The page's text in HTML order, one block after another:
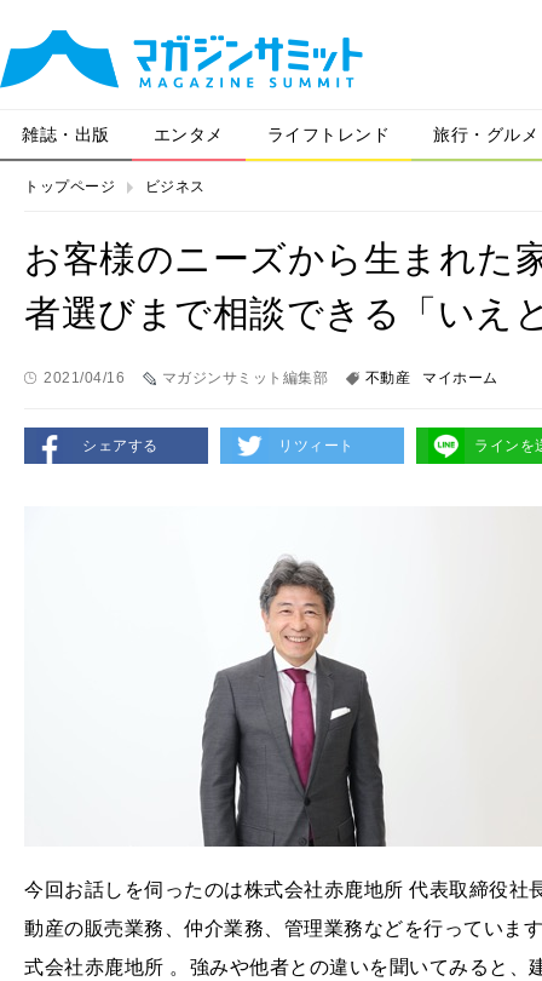
雑誌・出版 エンタメ ライフトレンド 旅行・グルメ
トップページ ビジネス
お客様のニーズから生まれた
者選びまで相談できる「いえ
2021/04/16 マガジンサミット編集部 不動産 マイホーム
シェアする リツィート ラインを
今回お話しを伺ったのは株式会社赤鹿地所 代表取締役
動産の販売業務、仲介業務、管理業務などを行っていま
式会社赤鹿地所 。強みや他者との違いを聞いてみると